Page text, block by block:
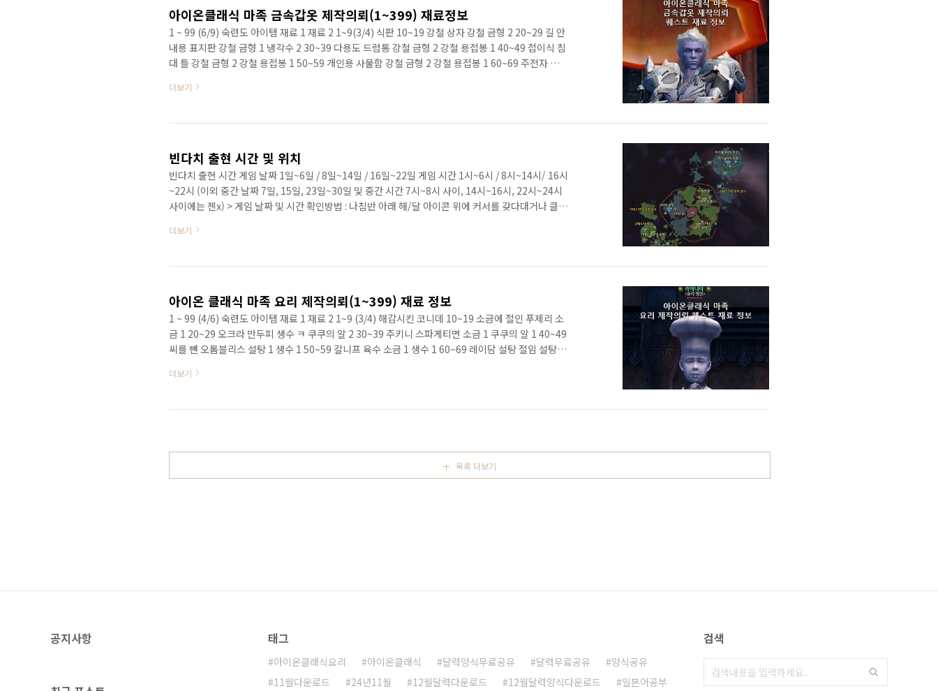
아이온클래식 마족 금속갑옷 제작의뢰(1~399) 재료정보
1 ~ 99 (6/9) 숙련도 아이템 재료 1 재료 2 1~9(3/4) 식판 10~19 강철 상자 강철 금형 2 20~29 길 안
내용 표지판 강철 금형 1 냉각수 2 30~39 다용도 드럼통 강철 금형 2 강철 용접봉 1 40~49 접이식 침
대 틀 강철 금형 2 강철 용접봉 1 50~59 개인용 사물함 강철 금형 2 강철 용접봉 1 60~69 주전자 강철
제 2 90~99 서류 금고 강철 금형 2 강철 용접봉 1 100~199(9/12) 숙련도 아이템 재료 1 재료 2 재료
이타니움..
더보기
빈다치 출현 시간 및 위치
빈다치 출현 시간 게임 날짜 1일~6일 / 8일~14일 / 16일~22일 게임 시간 1시~6시 / 8시~14시/ 16시
~22시 (이외 중간 날짜 7일, 15일, 23일~30일 및 중간 시간 7시~8시 사이, 14시~16시, 22시~24시
사이에는 젠x) > 게임 날짜 및 시간 확인방법 : 나침반 아래 해/달 아이콘 위에 커서를 갖다대거나 클릭
더보기
아이온 클래식 마족 요리 제작의뢰(1~399) 재료 정보
1 ~ 99 (4/6) 숙련도 아이템 재료 1 재료 2 1~9 (3/4) 해감시킨 코니데 10~19 소금에 절인 푸제리 소
금 1 20~29 오크라 만두피 생수 ㅋ 쿠쿠의 알 2 30~39 주키니 스파게티면 소금 1 쿠쿠의 알 1 40~49
씨를 뺀 오톰블리스 설탕 1 생수 1 50~59 칼니프 육수 소금 1 생수 1 60~69 레이담 설탕 절임 설탕 1
100~199 (6/9) 숙련도 아이템 재료 1 재료 2 재료 3 100~109 샐러드 드레싱 설탕 1 생수 1
2 1..
더보기
목록 더보기
공지사항 태그
아이온클래식요리 아이온클래식 달력양식무료공유 달력무료공유
양식공유
11월다운로드
24년11월 12월달력다운로드 12월달력양식다운로드 일본어공부
검색